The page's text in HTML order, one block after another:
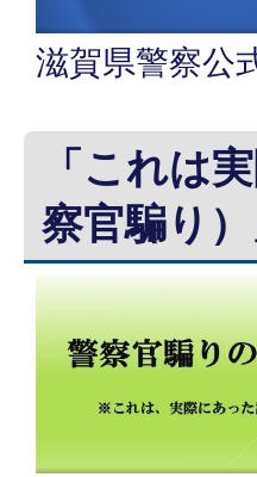
滋賀県警察公
「これは
察官騙り）